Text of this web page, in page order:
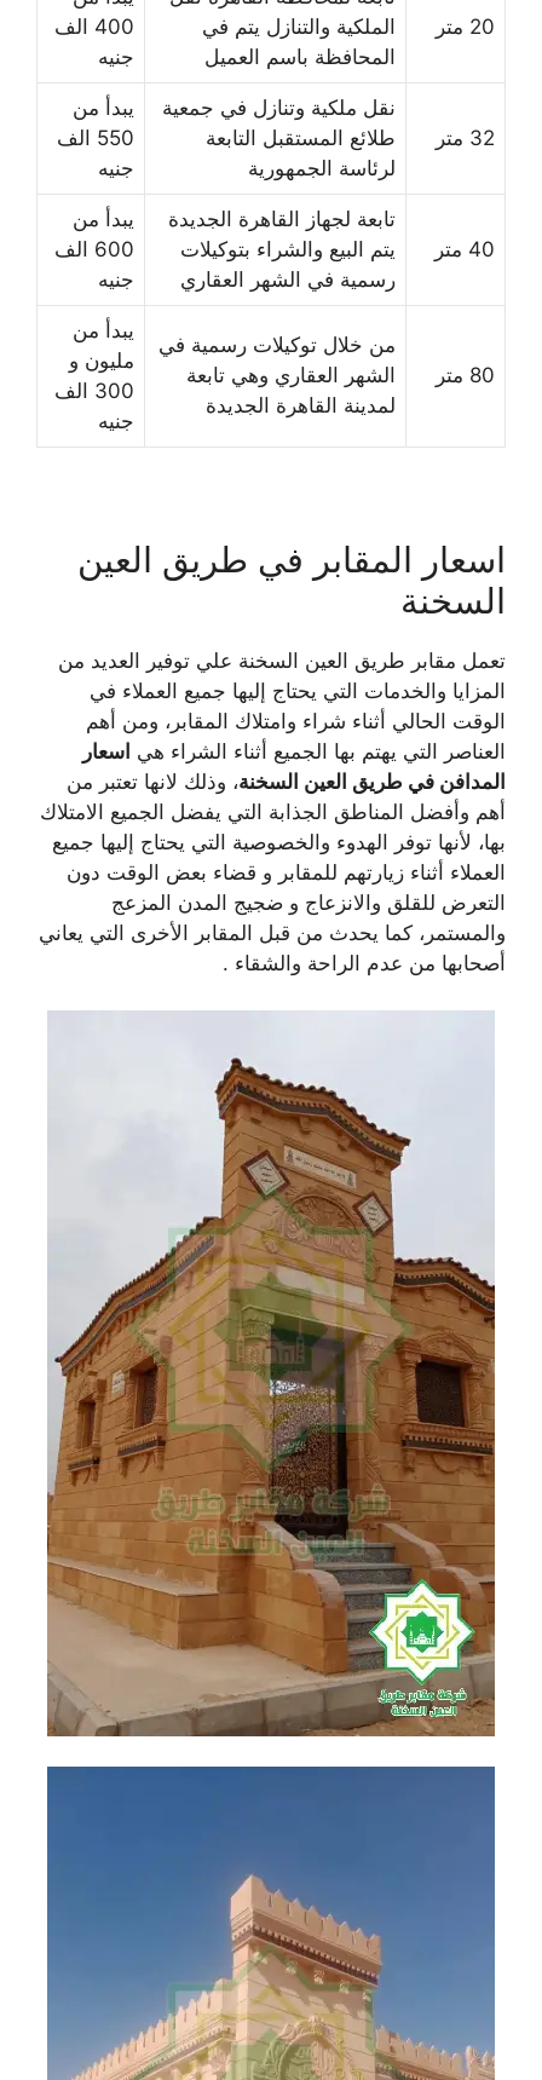
20 متر
الملكية والتنازل يتم في
المحافظة باسم العميل
400 الف
جنيه
32 متر
نقل ملكية وتنازل في جمعية
طلائع المستقبل التابعة
لرئاسة الجمهورية
يبدأ من
550 الف
جنيه
40 متر
تابعة لجهاز القاهرة الجديدة
يتم البيع والشراء بتوكيلات
رسمية في الشهر العقاري
يبدأ من
600 الف
جنيه
80 متر
من خلال توكيلات رسمية في
الشهر العقاري وهي تابعة
لمدينة القاهرة الجديدة
يبدأ من
مليون و
300 الف
جنيه
اسعار المقابر في طريق العين
السخنة
تعمل مقابر طريق العين السخنة علي توفير العديد من
المزايا والخدمات التي يحتاج إليها جميع العملاء في
الوقت الحالي أثناء شراء وامتلاك المقابر، ومن أهم
العناصر التي يهتم بها الجميع أثناء الشراء هي اسعار
المدافن في طريق العين السخنة، وذلك لانها تعتبر من
أهم وأفضل المناطق الجذابة التي يفضل الجميع الامتلاك
بها، لأنها توفر الهدوء والخصوصية التي يحتاج إليها جميع
العملاء أثناء زيارتهم للمقابر و قضاء بعض الوقت دون
التعرض للقلق والانزعاج و ضجيج المدن المزعج
والمستمر، كما يحدث من قبل المقابر الأخرى التي يعاني
أصحابها من عدم الراحة والشقاء .